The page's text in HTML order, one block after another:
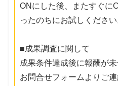
ONにした後、またすぐに
ったのちにお試しください
■成果調査に関して
成果条件達成後に報酬が
お問合せフォームよりご連